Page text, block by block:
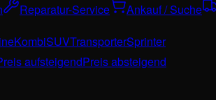
Reparatur-Service Ankauf / Suche
KombiSUVTransporterSprinter
aufsteigendPreis absteigend